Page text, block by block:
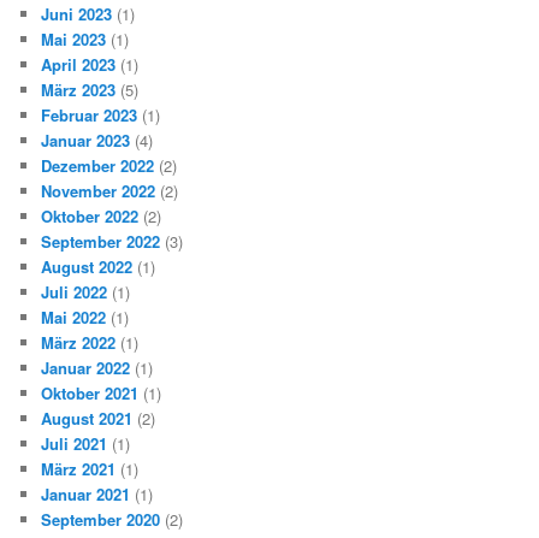
Juni 2023 (1)
Mai 2023 (1)
April 2023 (1)
März 2023 (5)
Februar 2023 (1)
Januar 2023 (4)
Dezember 2022 (2)
November 2022 (2)
Oktober 2022 (2)
September 2022 (3)
August 2022 (1)
Juli 2022 (1)
Mai 2022 (1)
März 2022 (1)
Januar 2022 (1)
Oktober 2021 (1)
August 2021 (2)
Juli 2021 (1)
März 2021 (1)
Januar 2021 (1)
September 2020 (2)